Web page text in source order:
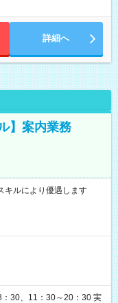
詳細へ
】案内業務
ルにより優遇します